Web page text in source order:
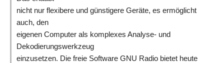
nicht nur flexibere und günstigere Geräte, es ermöglicht
auch, den
eigenen Computer als komplexes Analyse- und
Dekodierungswerkzeug
einzusetzen. Die freie Software GNU Radio bietet heute